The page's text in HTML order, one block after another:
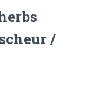
/